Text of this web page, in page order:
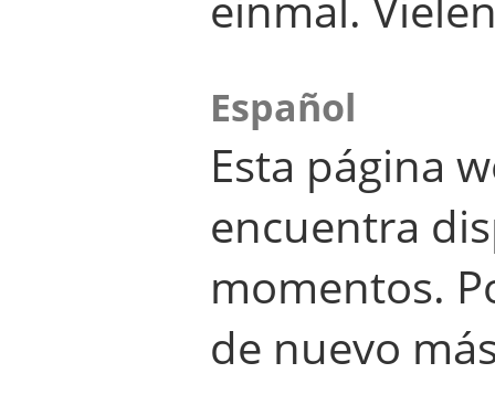
Español
Esta página
encuentra
momentos.
de nuevo